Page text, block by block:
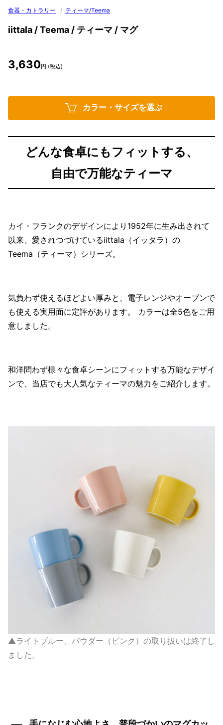
食器・カトラリー / ティーマ/Teema
iittala / Teema / ティーマ / マグ
3,630円 (税込)
カラー・サイズを選ぶ
どんな食卓にもフィットする、
自由で万能なティーマ
カイ・フランクのデザインにより1952年に生み出されて
以来、愛されつづけているiittala（イッタラ）の
Teema（ティーマ）シリーズ。
気負わず使えるほどよい厚みと、電子レンジやオーブンで
も使える実用面に定評があります。 カラーは全5色をご用
意しました。
和洋問わず様々な食卓シーンにフィットする万能なデザイ
ンで、当店でも大人気なティーマの魅力をご紹介します。
▲ライトブルー、パウダー（ピンク）の取り扱いは終了し
ました。